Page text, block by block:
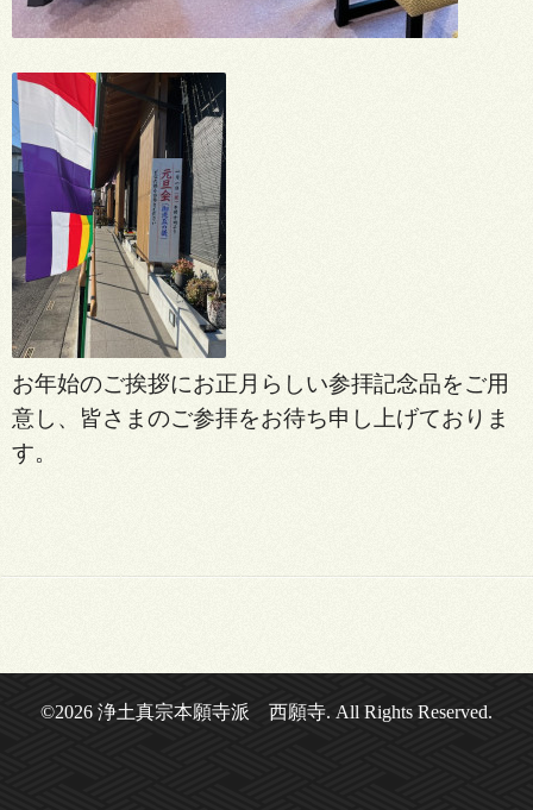
お年始のご挨拶にお正月らしい参拝記念品をご用
意し、皆さまのご参拝をお待ち申し上げておりま
す。
©2026 浄土真宗本願寺派 西願寺. All Rights Reserved.